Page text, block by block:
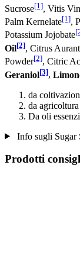
Sucrose[1], Vitis
Palm Kernelate[1],
Potassium Jojobate
Oil[2], Citrus
Powder[2], Citric
Geraniol[3],
da
da
Da oli
Info sugli Sugar
Prodotti